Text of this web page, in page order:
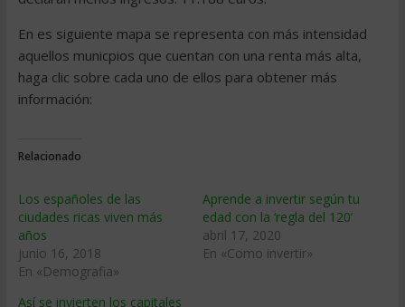
En es siguiente mapa se representa con más intensidad
aquellos municpios que cuentan con una renta más alta,
haga clic sobre cada uno de ellos para obtener más
información:
Relacionado
Los españoles de las
ciudades ricas viven más
años
junio 16, 2018
En «Demografia»
Aprende a invertir según tu
edad con la ‘regla del 120’
abril 17, 2020
En «Como invertir»
Así se invierten los capitales